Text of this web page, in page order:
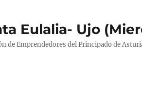
Eulalia- Ujo
de Emprendedores del Principado de